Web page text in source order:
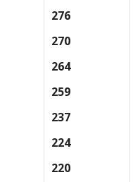
276
270
264
259
237
224
220